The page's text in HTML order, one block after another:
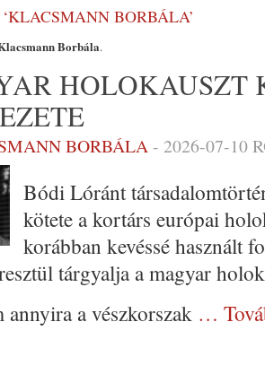
BORBÁLA’
Borbála.
HOLOKAUSZT
BORBÁLA- 2026-07-10
Bódi Lóránt
kötete a kortárs európai
korábban kevéssé használt
tárgyalja a magyar
a vészkorszak …